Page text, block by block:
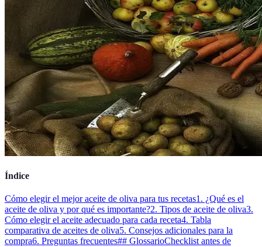
Índice
Cómo elegir el mejor aceite de oliva para tus recetas1. ¿Qué es el
aceite de oliva y por qué es importante?2. Tipos de aceite de oliva3.
Cómo elegir el aceite adecuado para cada receta4. Tabla
comparativa de aceites de oliva5. Consejos adicionales para la
compra6. Preguntas frecuentes## GlossarioChecklist antes de